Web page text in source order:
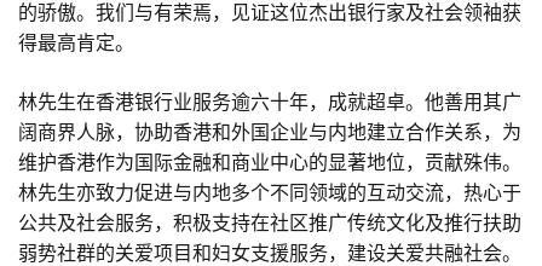
的骄傲。我们与有荣焉，见证这位杰出银行家及社会领袖获
得最高肯定。
林先生在香港银行业服务逾六十年，成就超卓。他善用其广
阔商界人脉，协助香港和外国企业与内地建立合作关系，为
维护香港作为国际金融和商业中心的显著地位，贡献殊伟。
林先生亦致力促进与内地多个不同领域的互动交流，热心于
公共及社会服务，积极支持在社区推广传统文化及推行扶助
弱势社群的关爱项目和妇女支援服务，建设关爱共融社会。